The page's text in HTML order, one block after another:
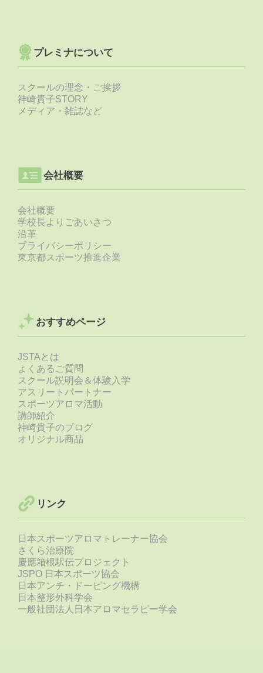
プレミナについて
スクールの理念・ご挨拶
神崎貴子STORY
メディア・雑誌など
会社概要
会社概要
学校長よりごあいさつ
沿革
プライバシーポリシー
東京都スポーツ推進企業
おすすめページ
JSTAとは
よくあるご質問
スクール説明会＆体験入学
アスリートパートナー
スポーツアロマ活動
講師紹介
神崎貴子のブログ
オリジナル商品
リンク
日本スポーツアロマトレーナー協会
さくら治療院
慶應箱根駅伝プロジェクト
JSPO 日本スポーツ協会
日本アンチ・ドーピング機構
日本整形外科学会
一般社団法人日本アロマセラピー学会